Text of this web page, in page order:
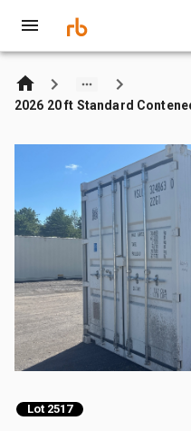
2026 20 ft Standard
Lot 2517